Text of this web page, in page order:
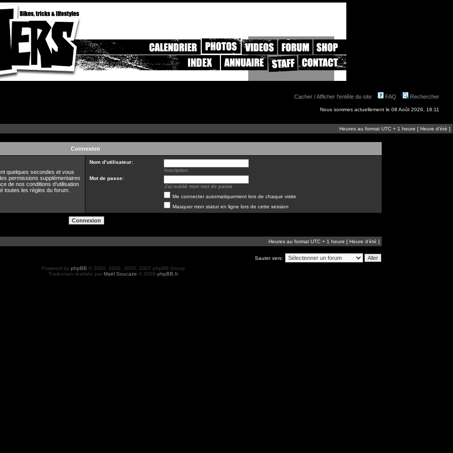
Cacher / Afficher l'entête du site FAQ Rechercher
Nous sommes actuellement le 08 Août 2026, 18:11
Heures au format UTC + 1 heure [ Heure d’été ]
Connexion
quelques secondes et vous
permissions supplémentaires
de nos conditions d’utilisation
toutes les règles du forum.
Nom d’utilisateur:
Inscription
Mot de passe:
J’ai oublié mon mot de passe
Me connecter automatiquement lors de chaque visite
Masquer mon statut en ligne lors de cette session
Heures au format UTC + 1 heure [ Heure d’été ]
Sauter vers:
Powered by phpBB © 2000, 2002, 2005, 2007 phpBB Group
Traduction réalisée par Maël Soucaze © 2009 phpBB.fr